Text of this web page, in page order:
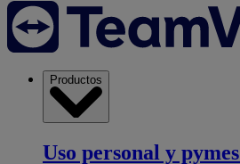
Productos
Uso personal y pymes